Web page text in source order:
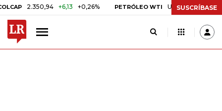
2.350,94 +6,13 +0,26% PETRÓLEO WTI US$ 78,18 US$ 0,17
SUSCRÍBASE